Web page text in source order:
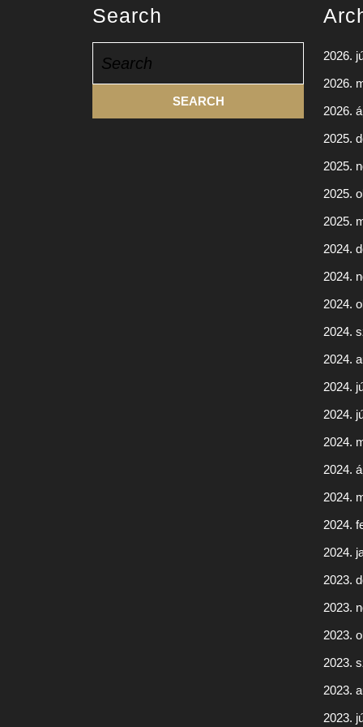
Search
for:
2026.
2026.
2026.
2025.
2025.
2025.
2025.
2024.
2024.
2024.
2024.
2024.
2024.
2024.
2024.
2024.
2024.
2024.
2024.
2023.
2023.
2023.
2023.
2023.
2023.